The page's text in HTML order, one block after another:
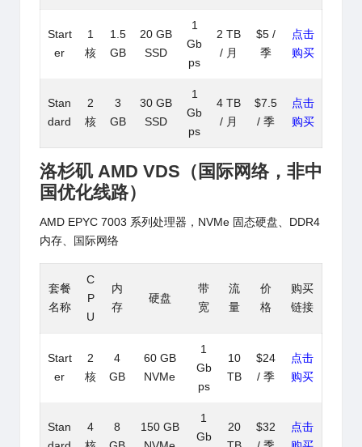
Start
er
1
核
1.5
GB
20 GB
SSD
1
Gb
ps
2 TB
/ 月
$5 /
季
点击
购买
Stan
dard
2
核
3
GB
30 GB
SSD
1
Gb
ps
4 TB
/ 月
$7.5
/ 季
点击
购买
洛杉矶 AMD VDS （国际网络，非中
国优化线路）
AMD EPYC 7003 系列处理器，NVMe 固态硬盘、DDR4
内存、国际网络
套餐
名称
C
P
U
内
存
硬盘
带
宽
流
量
价
格
购买
链接
Start
er
2
核
4
GB
60 GB
NVMe
1
Gb
ps
10
TB
$24
/ 季
点击
购买
Stan
4
8
150 GB
1
Gb
20
$32
点击